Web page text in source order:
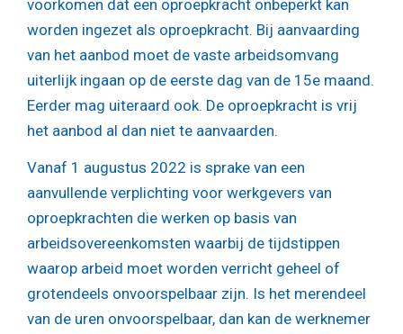
voorkomen dat een oproepkracht onbeperkt kan
worden ingezet als oproepkracht. Bij aanvaarding
van het aanbod moet de vaste arbeidsomvang
uiterlijk ingaan op de eerste dag van de 15e maand.
Eerder mag uiteraard ook. De oproepkracht is vrij
het aanbod al dan niet te aanvaarden.
Vanaf 1 augustus 2022 is sprake van een
aanvullende verplichting voor werkgevers van
oproepkrachten die werken op basis van
arbeidsovereenkomsten waarbij de tijdstippen
waarop arbeid moet worden verricht geheel of
grotendeels onvoorspelbaar zijn. Is het merendeel
van de uren onvoorspelbaar, dan kan de werknemer